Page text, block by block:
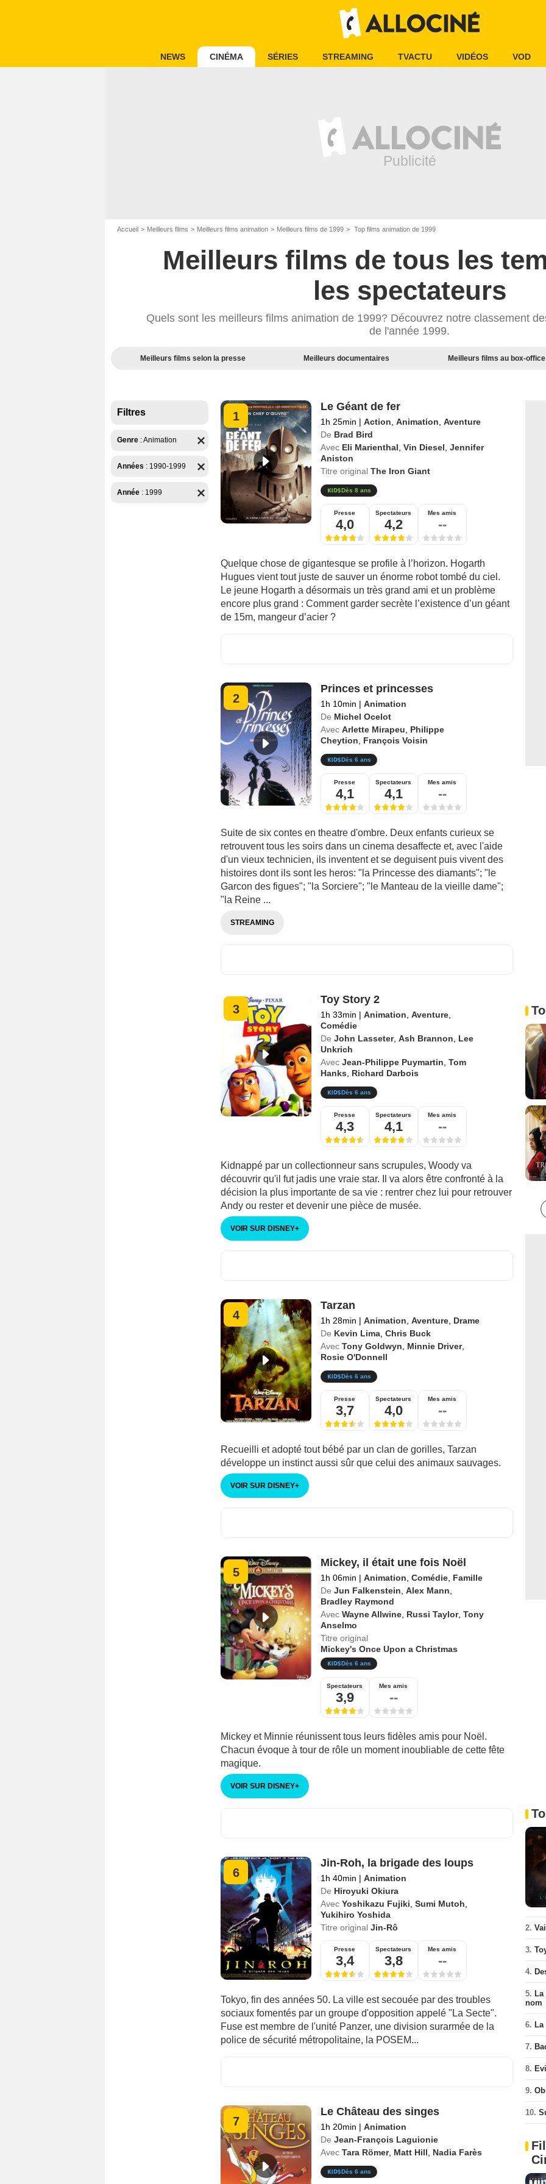
NEWS CINÉMA SÉRIES STREAMING TVACTU VIDÉOS VOD
Accueil Meilleurs films Meilleurs films animation Meilleurs films de 1999 Top films animation de 1999
Meilleurs films de tous les
les spectateurs
Quels sont les meilleurs films animation de 1999? Découvrez notre classement
de l'année 1999.
Meilleurs films selon la presse Meilleurs documentaires Meilleurs films au box-office
Filtres
Genre :Animation
Années : 1990-1999
Année : 1999
1
Le Géant de fer
1h 25min | Action Animation Aventure
De Brad Bird
Avec Eli Marienthal Vin Diesel Jennifer
Aniston
Titre original The Iron Giant
Dès 8 ans
Presse
4,0
Spectateurs
4,2
Mes amis
--
Quelque chose de gigantesque se profile à l’horizon. Hogarth
Hugues vient tout juste de sauver un énorme robot tombé du ciel.
Le jeune Hogarth a désormais un très grand ami et un problème
encore plus grand : Comment garder secrète l’existence d’un géant
de 15m, mangeur d’acier ?
2
Princes et princesses
1h 10min | Animation
De Michel Ocelot
Avec Arlette Mirapeu
Philippe
Cheytion
François Voisin
Dès 6 ans
Presse
4,1
Spectateurs
4,1
Mes amis
--
Suite de six contes en theatre d'ombre. Deux enfants curieux se
retrouvent tous les soirs dans un cinema desaffecte et, avec l'aide
d'un vieux technicien, ils inventent et se deguisent puis vivent des
histoires dont ils sont les heros: "la Princesse des diamants"; "le
Garcon des figues"; "la Sorciere"; "le Manteau de la vieille dame";
"la Reine ...
STREAMING
3
Toy Story 2
1h 33min | Animation Aventure,
Comédie
De John Lasseter, Ash Brannon
Lee
Unkrich
Avec Jean-Philippe Puymartin Tom
Hanks
Richard Darbois
Dès 6 ans
Presse
4,3
Spectateurs
4,1
Mes amis
--
Kidnappé par un collectionneur sans scrupules, Woody va
découvrir qu'il fut jadis une vraie star. Il va alors être confronté à la
décision la plus importante de sa vie : rentrer chez lui pour retrouver
Andy ou rester et devenir une pièce de musée.
VOIR SUR DISNEY+
4
Tarzan
1h 28min | Animation Aventure, Drame
De Kevin Lima, Chris Buck
Avec Tony Goldwyn Minnie Driver,
Rosie O'Donnell
Dès 6 ans
Presse
3,7
Spectateurs
4,0
Mes amis
--
Recueilli et adopté tout bébé par un clan de gorilles, Tarzan
développe un instinct aussi sûr que celui des animaux sauvages.
VOIR SUR DISNEY+
5
Mickey, il était une fois Noël
1h 06min | Animation Comédie, Famille
De Jun Falkenstein Alex Mann
Bradley Raymond
Avec Wayne Allwine, Russi Taylor, Tony
Anselmo
Titre original
Mickey's Once Upon a Christmas
Dès 6 ans
Spectateurs
3,9
Mes amis
--
Mickey et Minnie réunissent tous leurs fidèles amis pour Noël.
Chacun évoque à tour de rôle un moment inoubliable de cette fête
magique.
VOIR SUR DISNEY+
6
Jin-Roh, la brigade des loups
1h 40min | Animation
De Hiroyuki Okiura
Avec Yoshikazu Fujiki Sumi Mutoh
Yukihiro Yoshida
Titre original Jin-Rô
Presse
3,4
Spectateurs
3,8
Mes amis
--
Tokyo, fin des années 50. La ville est secouée par des troubles
sociaux fomentés par un groupe d'opposition appelé "La Secte".
Fuse est membre de l'unité Panzer, une division surarmée de la
police de sécurité métropolitaine, la POSEM...
7
Le Château des singes
1h 20min | Animation
De Jean-François Laguionie
Avec Tara Römer, Matt Hill Nadia Farès
Dès 6 ans
2.
3.
4.
5.
nom
6.
7.
8.
9.
10.